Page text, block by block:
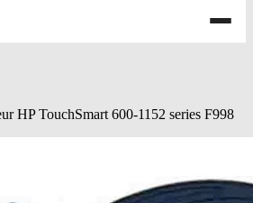
HP TouchSmart 600-1152 series F998